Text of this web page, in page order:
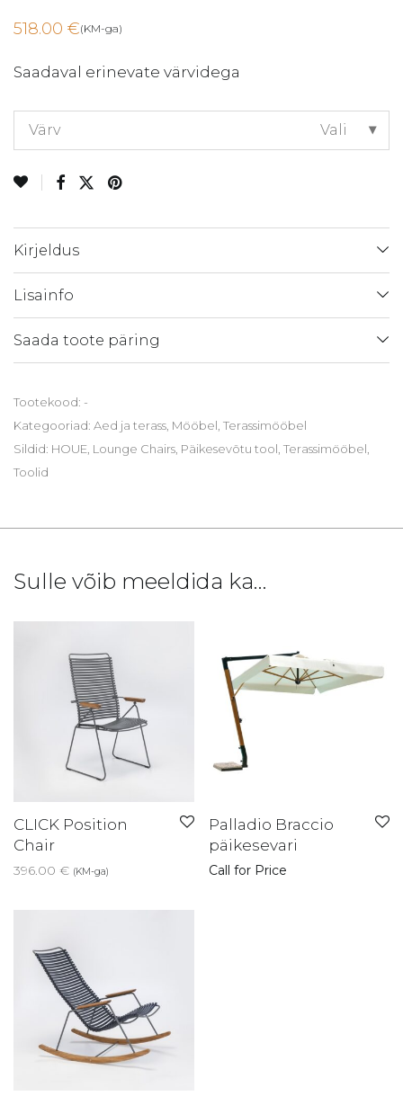
518.00 €(KM-ga)
Saadaval erinevate värvidega
Värv Vali
Kirjeldus
Lisainfo
Saada toote päring
Tootekood: -
Kategooriad: Aed ja terass Mööbel Terassimööbel
Sildid: HOUE Lounge Chairs Päikesevõtu tool Terassimööbel
Toolid
Sulle võib meeldida ka…
CLICK Position
Chair
396.00 € (KM-ga)
Palladio Braccio
päikesevari
Call for Price